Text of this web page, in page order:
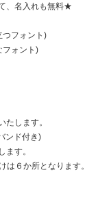
、名入れも無料★
つフォント)
フォント)
します。
ンド付き)
す。
６か所となります。